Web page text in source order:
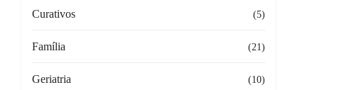
Curativos (5)
Família (21)
Geriatria (10)